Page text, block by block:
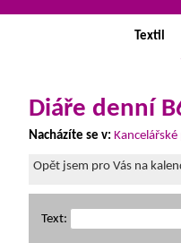
Textil
Diáře denní
Nacházíte se v:
Opět jsem pro Vás na
Text: